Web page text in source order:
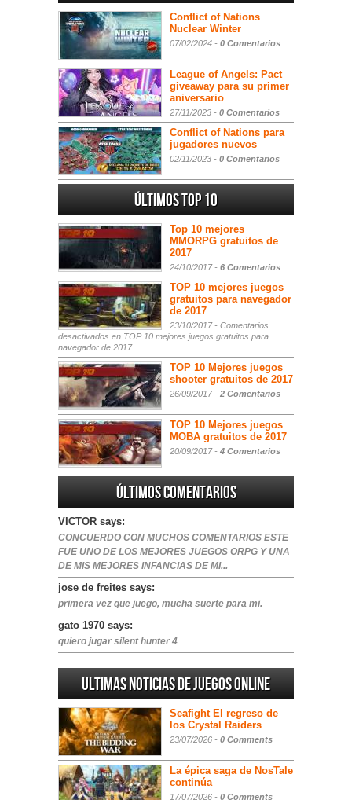
Conflict of Nations
Nuclear Winter
07/02/2024 - 0 Comentarios
League of Angels: Pact
giveaway para su primer
aniversario
27/11/2023 - 0 Comentarios
Conflict of Nations para
jugadores nuevos
02/11/2023 - 0 Comentarios
Últimos Top 10
Top 10 mejores
MMORPG gratuitos de
2017
24/10/2017 - 6 Comentarios
TOP 10 mejores juegos
gratuitos para navegador
de 2017
23/10/2017 - Comentarios
desactivados en TOP 10 mejores juegos gratuitos para
navegador de 2017
TOP 10 Mejores juegos
shooter gratuitos de 2017
26/09/2017 - 2 Comentarios
TOP 10 Mejores juegos
MOBA gratuitos de 2017
20/09/2017 - 4 Comentarios
Últimos comentarios
VICTOR says:
CONCUERDO CON MUCHOS COMENTARIOS ESTE
FUE UNO DE LOS MEJORES JUEGOS ORPG Y UNA
DE MIS MEJORES INFANCIAS DE MI...
jose de freites says:
primera vez que juego, mucha suerte para mi.
gato 1970 says:
quiero jugar silent hunter 4
Ultimas noticias de juegos online
Seafight El regreso de
los Crystal Raiders
23/07/2026 - 0 Comments
La épica saga de NosTale
continúa
17/07/2026 - 0 Comments